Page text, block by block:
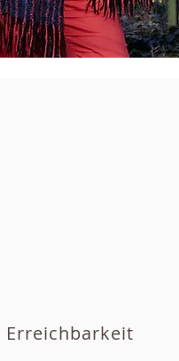
Erreichbarkeit